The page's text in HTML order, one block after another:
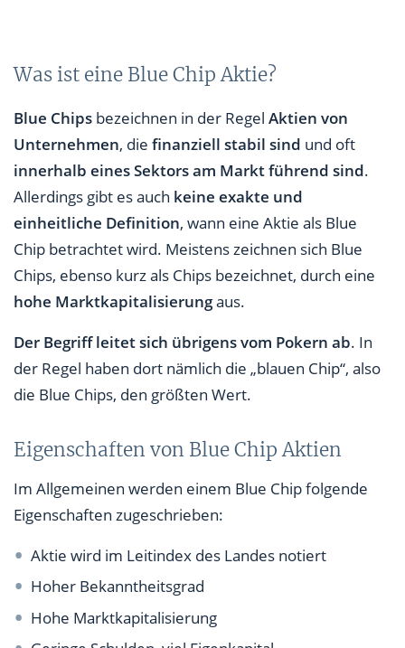
Was ist eine Blue Chip Aktie?
Blue Chips bezeichnen in der Regel Aktien von
Unternehmen, die finanziell stabil sind und oft
innerhalb eines Sektors am Markt führend sind.
Allerdings gibt es auch keine exakte und
einheitliche Definition, wann eine Aktie als Blue
Chip betrachtet wird. Meistens zeichnen sich Blue
Chips, ebenso kurz als Chips bezeichnet, durch eine
hohe Marktkapitalisierungaus.
Der Begriff leitet sich übrigens vom Pokern ab. In
der Regel haben dort nämlich die „blauen Chip“, also
die Blue Chips, den größten Wert.
Eigenschaften von Blue Chip Aktien
Im Allgemeinen werden einem Blue Chip folgende
Eigenschaften zugeschrieben:
Aktie wird im Leitindex des Landes notiert
Hoher Bekanntheitsgrad
Hohe Marktkapitalisierung